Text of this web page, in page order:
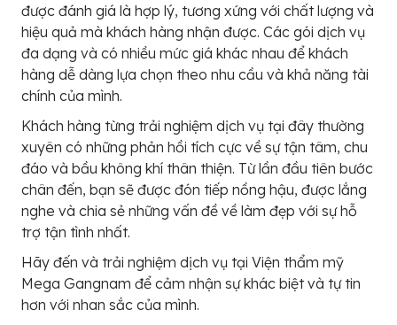
được đánh giá là hợp lý, tương xứng với chất lượng và
hiệu quả mà khách hàng nhận được. Các gói dịch vụ
đa dạng và có nhiều mức giá khác nhau để khách
hàng dễ dàng lựa chọn theo nhu cầu và khả năng tài
chính của mình.
Khách hàng từng trải nghiệm dịch vụ tại đây thường
xuyên có những phản hồi tích cực về sự tận tâm, chu
đáo và bầu không khí thân thiện. Từ lần đầu tiên bước
chân đến, bạn sẽ được đón tiếp nồng hậu, được lắng
nghe và chia sẻ những vấn đề về làm đẹp với sự hỗ
trợ tận tình nhất.
Hãy đến và trải nghiệm dịch vụ tại Viện thẩm mỹ
Mega Gangnam để cảm nhận sự khác biệt và tự tin
hơn với nhan sắc của mình.